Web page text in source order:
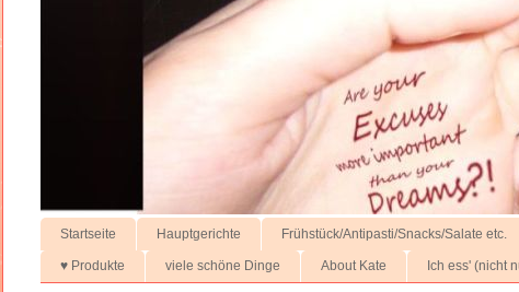
Startseite Hauptgerichte Frühstück/Antipasti/Snacks/Salate etc.
♥ Produkte viele schöne Dinge About Kate Ich ess' (nicht